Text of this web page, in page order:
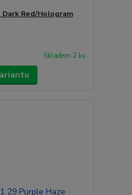
Dark Red/Hologram
Skladem 2 ks